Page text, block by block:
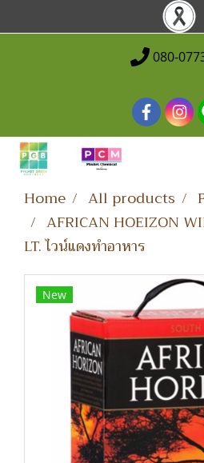
080-
Home All products
AFRICAN HOEIZON
LT. ไวน์แดงทำอาหาร
New